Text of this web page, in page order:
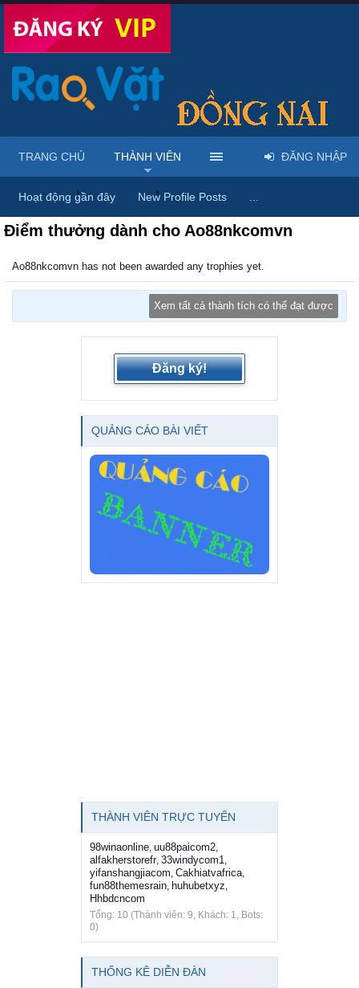
Trang chủ Thành viên Ao88nkcomvn
Điểm thưởng dành cho Ao88nkcomvn
Ao88nkcomvn has not been awarded any trophies yet.
Xem tất cả thành tích có thể đạt được
Đăng ký!
QUẢNG CÁO BÀI VIẾT
THÀNH VIÊN TRỰC TUYẾN
98winaonline, uu88paicom2,
alfakherstorefr, 33windycom1,
yifanshangjiacom, Cakhiatvafrica,
fun88themesrain, huhubetxyz,
Hhbdcncom
Tổng: 10 (Thành viên: 9, Khách: 1, Bots:
0)
THỐNG KÊ DIỄN ĐÀN
TRANG CHỦ THÀNH VIÊN
Hoạt động gần đây New Profile Posts
ĐĂNG NHẬP